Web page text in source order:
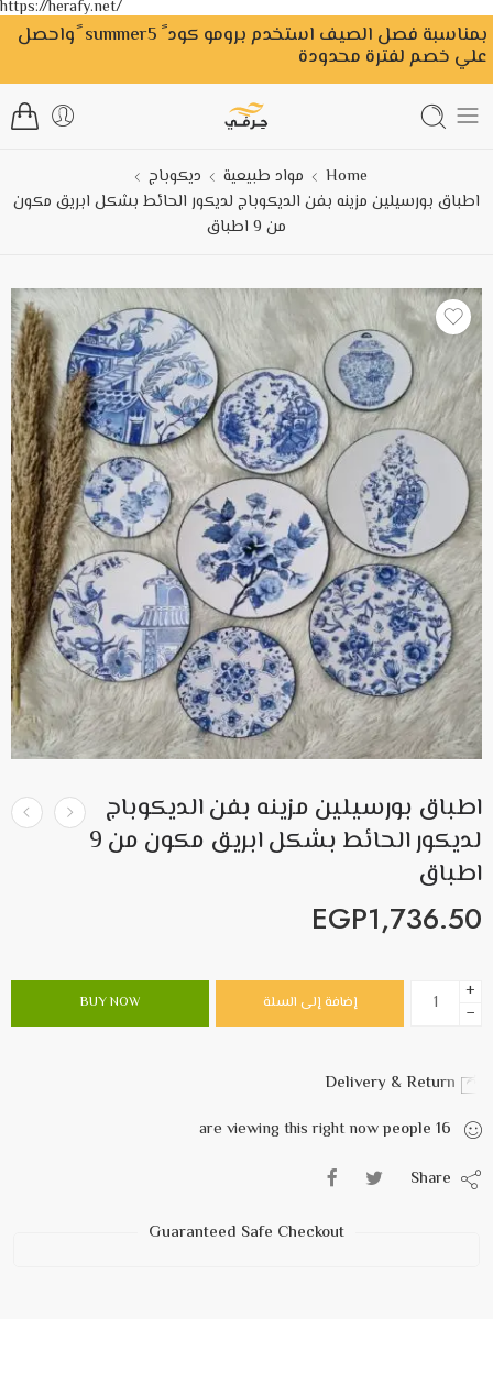
https://herafy.net/
بمناسبة فصل الصيف استخدم برومو كود ً summer5 ًواحصل
علي خصم لفترة محدودة
Home مواد طبيعية
ديكوباج
اطباق بورسيلين مزينه بفن الديكوباج لديكور الحائط بشكل ابريق مكون
من 9 اطباق
اطباق بورسيلين مزينه بفن الديكوباج
لديكور الحائط بشكل ابريق مكون من 9
اطباق
EGP1,736.50
+
−
إضافة إلى السلة BUY NOW
16
people
Guaranteed Safe Checkout